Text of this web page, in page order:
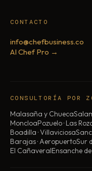
CONTACTO
info@chefbusiness.co
AI Chef Pro →
CONSULTORÍA POR
Malasaña y Chueca
MoncloaPozuelo · Las
Boadilla · Villaviciosa
Barajas · AeropuertoSur
El CañaveralEnsanche